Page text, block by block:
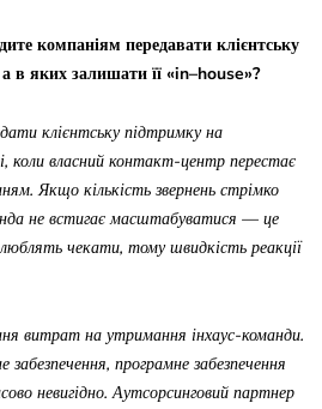
компаніям передавати клієнтську
в яких залишати її «in–house»?
клієнтську підтримку на
коли власний контакт-центр перестає
Якщо кількість звернень стрімко
не встигає масштабуватися — це
чекати, тому швидкість реакції
витрат на утримання інхаус-команди.
програмне забезпечення
невигідно. Аутсорсинговий партнер